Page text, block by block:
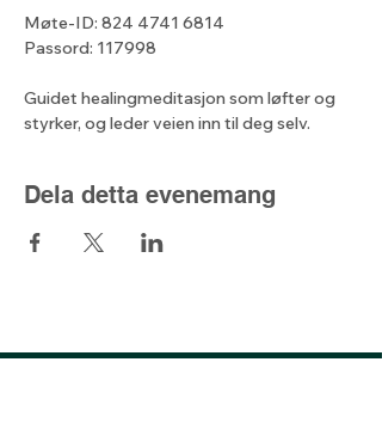
Møte-ID: 824 4741 6814
Passord: 117998
Guidet healingmeditasjon som løfter og
styrker, og leder veien inn til deg selv.
Dela detta evenemang